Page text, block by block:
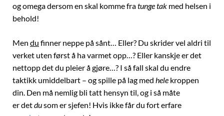
og omega dersom en skal komme fratunge tak med helsen i
behold!
Men du finner neppe på sånt… Eller? Du skrider vel aldri til
verket uten først å ha varmet opp…? Eller kanskje er det
nettopp det du pleier å gjøre…? I så fall skal du endre
taktikk umiddelbart – og spille på lag med hele kroppen
din. Den må nemlig bli tatt hensyn til, og i så måte
er detdusom er sjefen! Hvis ikke får du fort erfare